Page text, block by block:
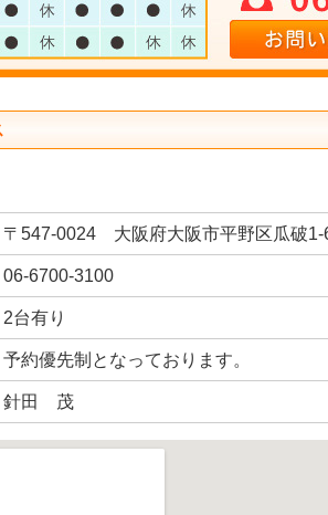
〒547-0024 大阪府大阪市平野区瓜破1-
06-6700-3100
2台有り
予約優先制となっております。
針田 茂